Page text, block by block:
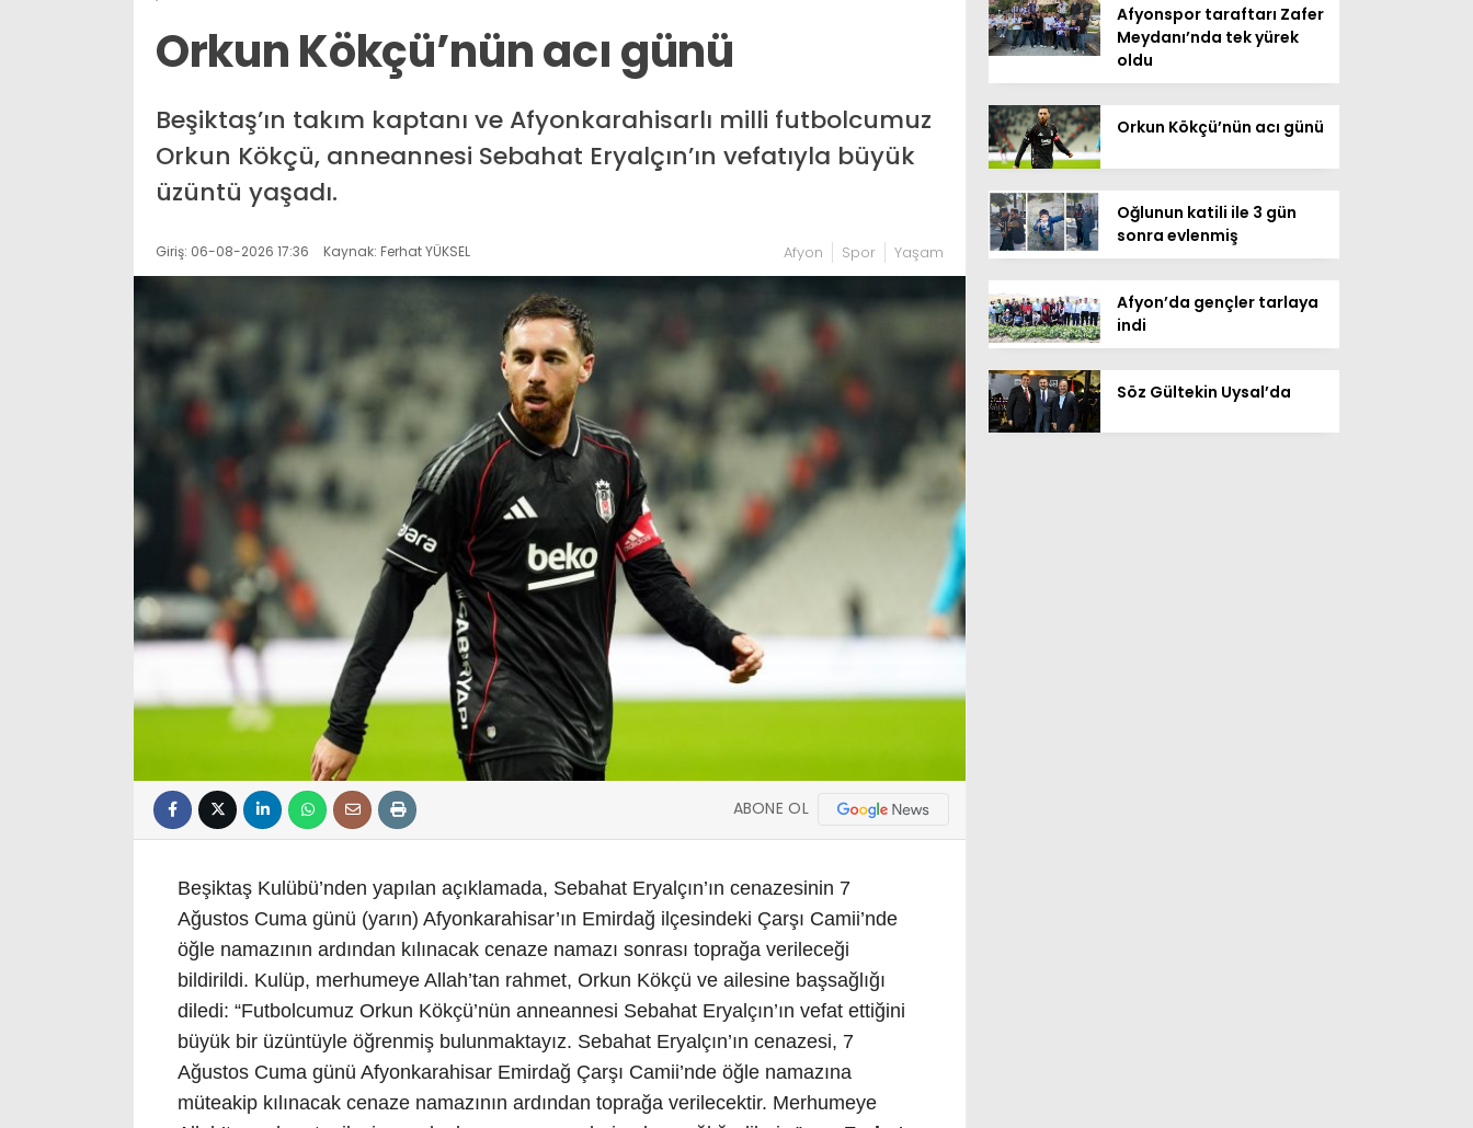
Orkun Kökçü’nün acı günü
Beşiktaş’ın takım kaptanı ve Afyonkarahisarlı milli futbolcumuz
Orkun Kökçü, anneannesi Sebahat Eryalçın’ın vefatıyla büyük
üzüntü yaşadı.
Giriş: 06-08-2026 17:36 Kaynak: Ferhat YÜKSEL Afyon Spor Yaşam
ABONE OL
Beşiktaş Kulübü’nden yapılan açıklamada, Sebahat Eryalçın’ın cenazesinin 7
Ağustos Cuma günü (yarın) Afyonkarahisar’ın Emirdağ ilçesindeki Çarşı Camii’nde
öğle namazının ardından kılınacak cenaze namazı sonrası toprağa verileceği
bildirildi. Kulüp, merhumeye Allah’tan rahmet, Orkun Kökçü ve ailesine başsağlığı
diledi: “Futbolcumuz Orkun Kökçü’nün anneannesi Sebahat Eryalçın’ın vefat ettiğini
büyük bir üzüntüyle öğrenmiş bulunmaktayız. Sebahat Eryalçın’ın cenazesi, 7
Ağustos Cuma günü Afyonkarahisar Emirdağ Çarşı Camii’nde öğle namazına
müteakip kılınacak cenaze namazının ardından toprağa verilecektir. Merhumeye
Afyonspor taraftarı Zafer
Meydanı’nda tek yürek
oldu
Orkun Kökçü’nün acı günü
Oğlunun katili ile 3 gün
sonra evlenmiş
Afyon’da gençler tarlaya
indi
Söz Gültekin Uysal’da